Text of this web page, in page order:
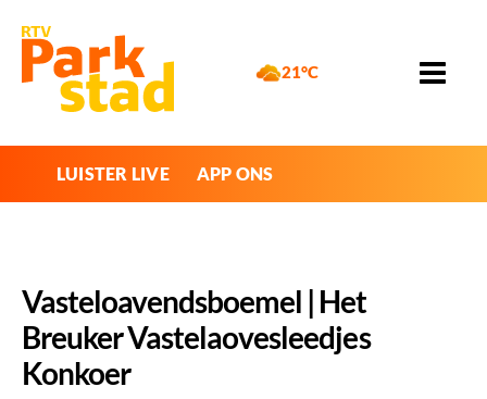
21°C
LUISTER LIVE APP ONS
Vasteloavendsboemel | Het
Breuker Vastelaovesleedjes
Konkoer